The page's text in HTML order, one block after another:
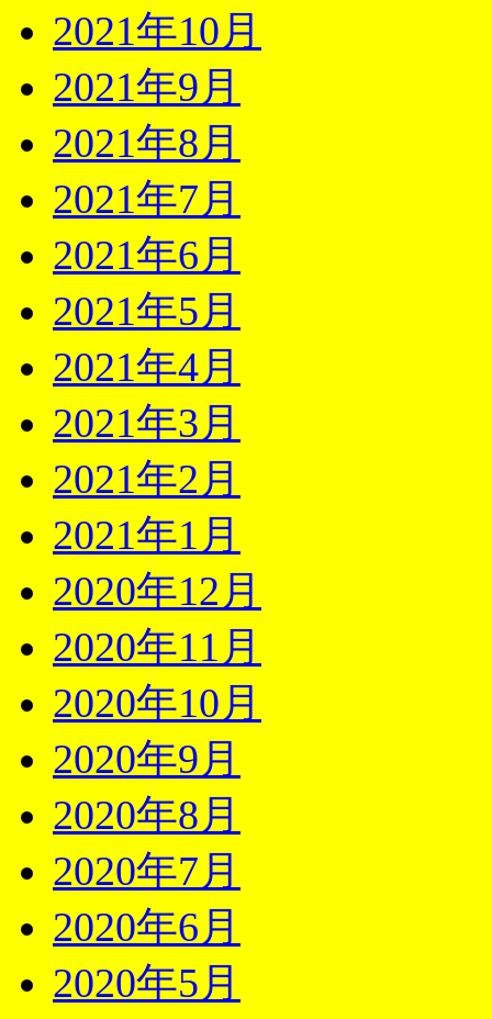
2021年10月
2021年9月
2021年8月
2021年7月
2021年6月
2021年5月
2021年4月
2021年3月
2021年2月
2021年1月
2020年12月
2020年11月
2020年10月
2020年9月
2020年8月
2020年7月
2020年6月
2020年5月